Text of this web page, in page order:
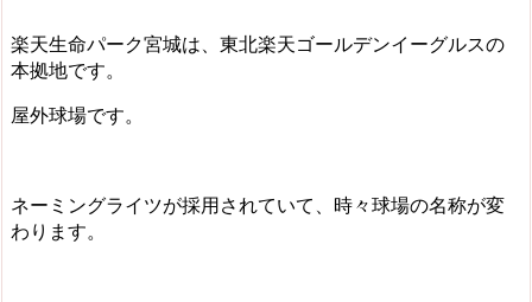
楽天生命パーク宮城は、東北楽天ゴールデンイーグルスの
本拠地です。
屋外球場です。
ネーミングライツが採用されていて、時々球場の名称が変
わります。